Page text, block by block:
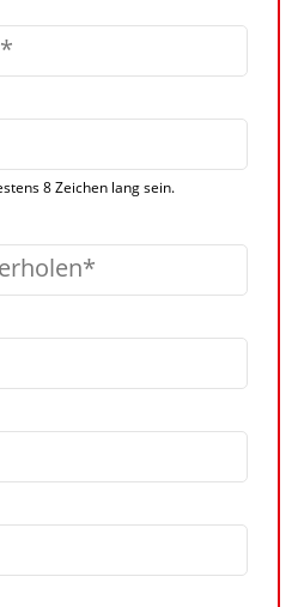
8 Zeichen lang sein.